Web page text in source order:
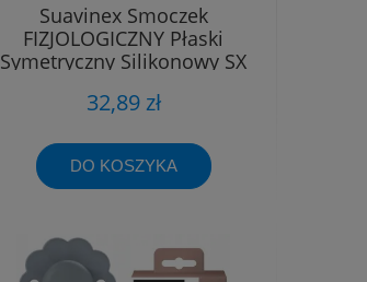
Suavinex Smoczek
FIZJOLOGICZNY Płaski
Symetryczny Silikonowy SX
32,89 zł
DO KOSZYKA